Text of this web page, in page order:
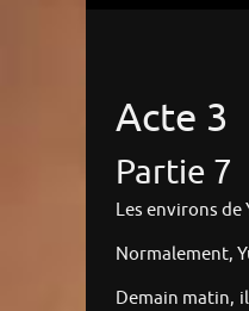
Acte 3
Partie 7
Les environs
Normalement,
Demain matin,